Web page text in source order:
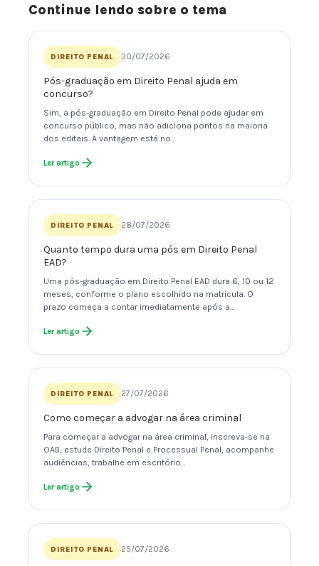
Continue lendo sobre o tema
DIREITO PENAL 30/07/2026
Pós-graduação em Direito Penal ajuda em
concurso?
Sim, a pós-graduação em Direito Penal pode ajudar em
concurso público, mas não adiciona pontos na maioria
dos editais. A vantagem está no…
Ler artigo
DIREITO PENAL 28/07/2026
Quanto tempo dura uma pós em Direito Penal
EAD?
Uma pós-graduação em Direito Penal EAD dura 6, 10 ou 12
meses, conforme o plano escolhido na matrícula. O
prazo começa a contar imediatamente após a…
Ler artigo
DIREITO PENAL 27/07/2026
Como começar a advogar na área criminal
Para começar a advogar na área criminal, inscreva-se na
OAB, estude Direito Penal e Processual Penal, acompanhe
audiências, trabalhe em escritório…
Ler artigo
DIREITO PENAL 25/07/2026